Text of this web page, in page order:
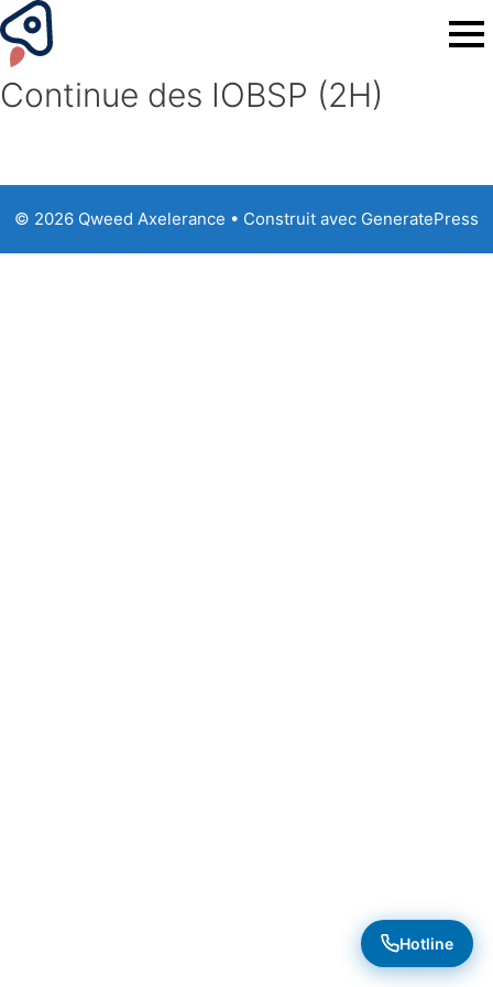
Continue des IOBSP (2H)
© 2026 Qweed Axelerance • Construit avec GeneratePress
Hotline